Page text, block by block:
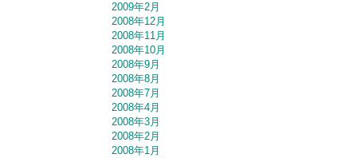
2009年2月
2008年12月
2008年11月
2008年10月
2008年9月
2008年8月
2008年7月
2008年4月
2008年3月
2008年2月
2008年1月